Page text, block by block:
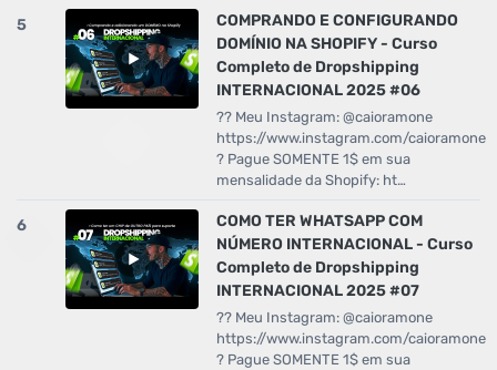
5
COMPRANDO E CONFIGURANDO
DOMÍNIO NA SHOPIFY - Curso
Completo de Dropshipping
INTERNACIONAL 2025 #06
?? Meu Instagram: @caioramone
https://www.instagram.com/caioramone
? Pague SOMENTE 1$ em sua
mensalidade da Shopify: ht…
6
COMO TER WHATSAPP COM
NÚMERO INTERNACIONAL - Curso
Completo de Dropshipping
INTERNACIONAL 2025 #07
?? Meu Instagram: @caioramone
https://www.instagram.com/caioramone
? Pague SOMENTE 1$ em sua